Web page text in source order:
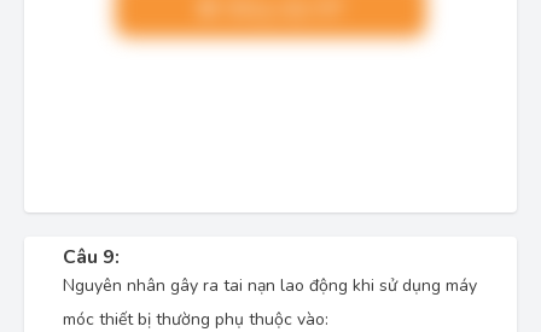
Câu 9:
Nguyên nhân gây ra tai nạn lao động khi sử dụng máy
móc thiết bị thường phụ thuộc vào: